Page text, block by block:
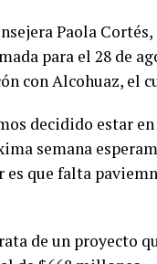
Paola
para el 28 de
con Alcohuaz, el
decidido estar
semana
es que falta
de un proyecto